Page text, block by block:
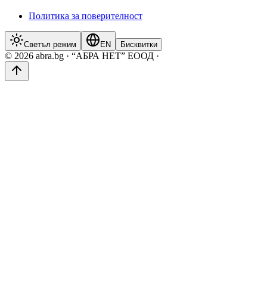
Политика за поверителност
Светъл режим EN Бисквитки
© 2026 abra.bg · “АБРА НЕТ” ЕООД ·